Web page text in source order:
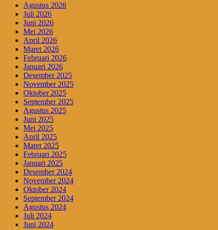
Agustus 2026
Juli 2026
Juni 2026
Mei 2026
April 2026
Maret 2026
Februari 2026
Januari 2026
Desember 2025
November 2025
Oktober 2025
September 2025
Agustus 2025
Juni 2025
Mei 2025
April 2025
Maret 2025
Februari 2025
Januari 2025
Desember 2024
November 2024
Oktober 2024
September 2024
Agustus 2024
Juli 2024
Juni 2024